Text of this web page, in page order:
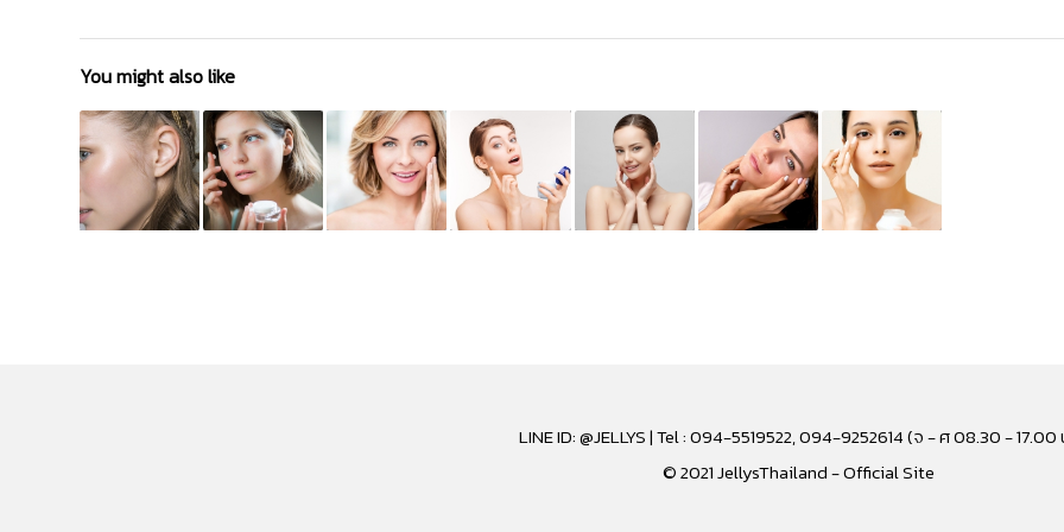
You might also like
LINE ID: @JELLYS | Tel : 094-5519522, 094-9252614 (จ - ศ 08.30 - 17.00
© 2021 JellysThailand - Official Site